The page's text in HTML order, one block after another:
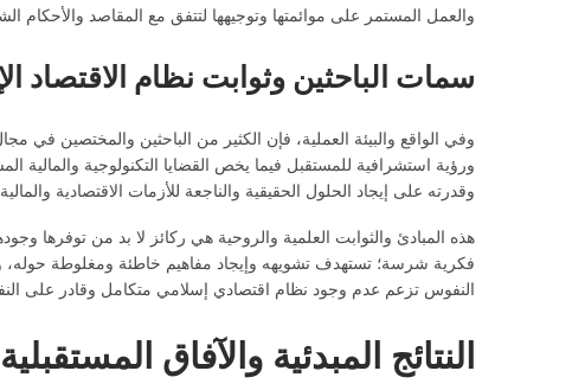
والعمل المستمر على موائمتها وتوجيهها لتتفق مع المقاصد والأحكام
سمات الباحثين وثوابت نظام الاقتصاد
وفي الواقع والبيئة العملية، فإن الكثير من الباحثين والمختصين في
ورؤية استشرافية للمستقبل فيما يخص القضايا التكنولوجية والمالية
وقدرته على إيجاد الحلول الحقيقية والناجعة للأزمات الاقتصادية والمالية
هذه المبادئ والثوابت العلمية والروحية هي ركائز لا بد من توفرها
فكرية شرسة؛ تستهدف تشويهه وإيجاد مفاهيم خاطئة ومغلوطة حوله،
النفوس تزعم عدم وجود نظام اقتصادي إسلامي متكامل وقادر على
النتائج المبدئية والآفاق